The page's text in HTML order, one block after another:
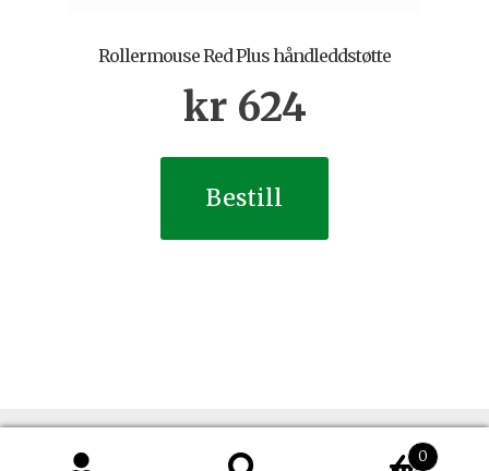
Rollermouse Red Plus håndleddstøtte
kr624
Bestill
0